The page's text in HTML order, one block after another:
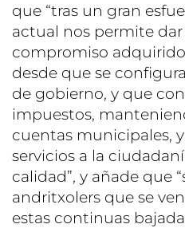
que “tras un gran
actual nos permite
compromiso
desde que se
de gobierno, y que
impuestos,
cuentas municipales,
servicios a la
calidad”, y añade que
andritxolers que se
estas continuas